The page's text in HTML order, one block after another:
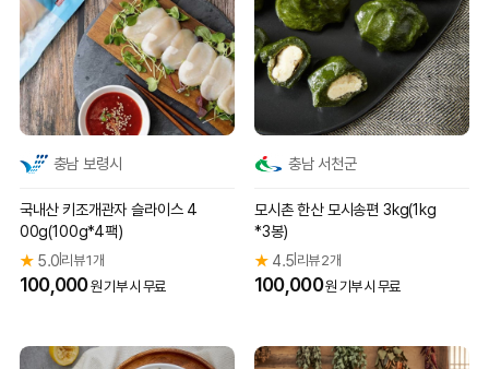
충남 보령시
국내산 키조개관자 슬라이스 4
00g(100g*4팩)
★5.0 리뷰 1개
100,000원 기부 시 무료
충남 서천군
모시촌 한산 모시송편 3kg(1kg
*3봉)
★ 4.5 리뷰 2개
100,000원 기부 시 무료